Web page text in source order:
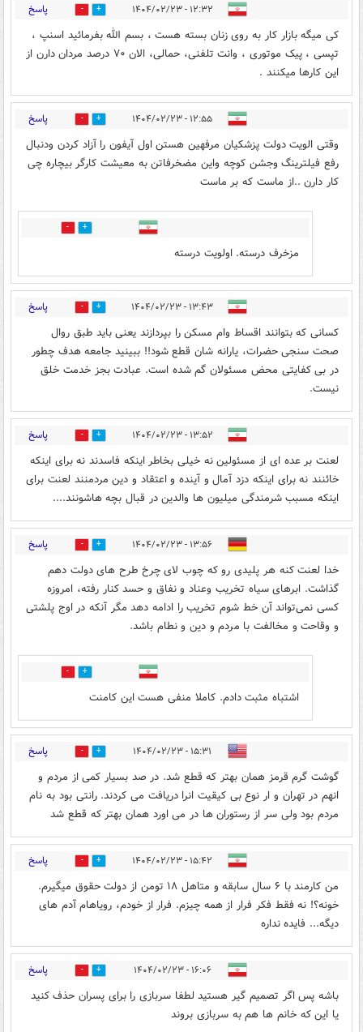
۱۲:۳۲ - ۱۴۰۴/۰۲/۲۳ 17 پاسخ
کی میگه بازار کار به روی زنان بسته هست ، بسم الله بفرمائید اسنپ ،
تپسی ، پیک موتوری ، وانت تلفنی، حمالی، الان ۷۰ درصد مردان دارن از
این کارها میکنند .
۱۲:۵۵ - ۱۴۰۴/۰۲/۲۳ 19 پاسخ
وقتی الویت دولت پزشکیان مرفهین هستن اول آیفون را آزاد کردن ودنبال
رفع فیلترینگ وجشن کوچه واین مضخرفاتن به معیشت کارگر بیچاره چی
کار دارن ..از ماست که بر ماست
0
مزخرف درسته. اولویت درسته
۱۳:۴۳ - ۱۴۰۴/۰۲/۲۳ 7 پاسخ
کسانی که بتوانند اقساط وام مسکن را بپردازند یعنی باید طبق روال
صحت سنجی حضرات، یارانه شان قطع شود!! ببینید جامعه هدف چطور
در بی کفایتی محض مسئولان گم شده است. عبادت بجز خدمت خلق
نیست.
۱۳:۵۲ - ۱۴۰۴/۰۲/۲۳ 13 پاسخ
لعنت بر عده ای از مسئولین نه خیلی بخاطر اینکه فاسدند نه برای اینکه
خائنند نه برای اینکه دزد آمال و آینده و اعتقاد و دین مردمنند لعنت برای
اینکه مسبب شرمندگی میلیون ها والدین در قبال بچه هاشونند....
۱۳:۵۶ - ۱۴۰۴/۰۲/۲۳ 14 پاسخ
خدا لعنت کنه هر پلیدی رو که چوب لای چرخ طرح های دولت دهم
گذاشت. ابرهای سیاه تخریب وعناد و نفاق و حسد کنار رفته، امروزه
کسی نمی‌تواند آن خط شوم تخریب را ادامه دهد مگر آنکه در اوج پلشتی
و وقاحت و مخالفت با مردم و دین و نطام باشد.
2
اشتباه مثبت دادم. کاملا منفی هست این کامنت
۱۵:۳۱ - ۱۴۰۴/۰۲/۲۳ 7 پاسخ
گوشت گرم قرمز همان بهتر که قطع شد. در صد بسیار کمی از مردم و
انهم در تهران و ار نوع بی کیقیت انرا دریافت می کردند. رانتی بود به نام
مردم بود ولی سر از رستوران ها در می اورد همان بهتر که قطع شد
۱۵:۴۲ - ۱۴۰۴/۰۲/۲۳ 3 پاسخ
من کارمند با ۶ سال سابقه و متاهل ۱۸ تومن از دولت حقوق میگیرم.
خونه؟! نه فقط فکر فرار از همه چیزم. فرار از خودم، رویاهام آدم های
دیگه... فایده نداره
۱۶:۰۶ - ۱۴۰۴/۰۲/۲۳ 13 پاسخ
باشه پس اگر تصمیم گیر هستید لطفا سربازی را برای پسران حذف کنید
یا این که خانم ها هم به سربازی بروند